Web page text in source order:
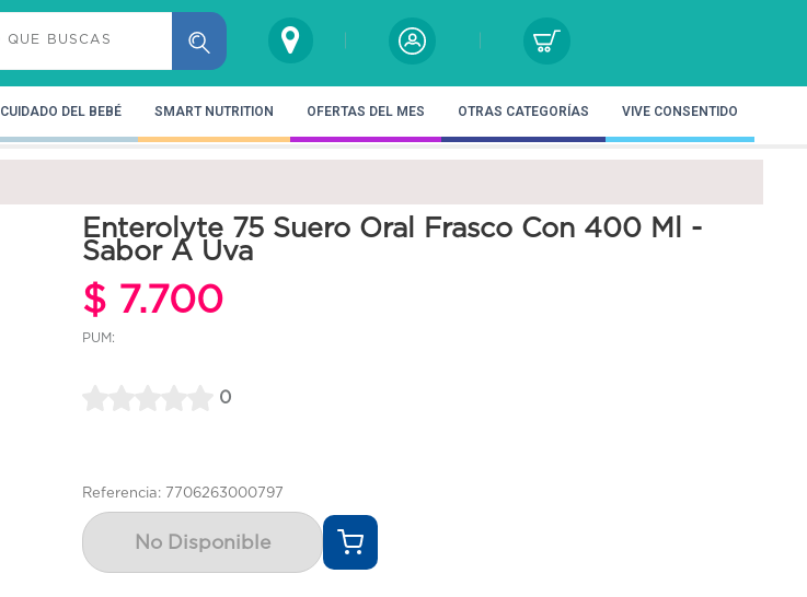
CUIDADO DEL BEBÉ SMART NUTRITION OFERTAS DEL MES OTRAS CATEGORÍAS VIVE CONSENTIDO
Enterolyte 75 Suero Oral Frasco Con 400 Ml -
Sabor A Uva
$ 7.700
PUM:
0
Referencia: 7706263000797
No Disponible